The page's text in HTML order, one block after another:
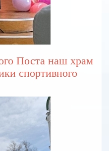
Поста наш храм
спортивного